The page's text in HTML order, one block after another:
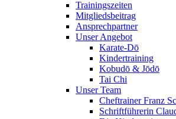
Trainingszeiten
Mitgliedsbeitrag
Ansprechpartner
Unser Angebot
Karate-Dō
Kindertraining
Kobudō & Jōdō
Tai Chi
Unser Team
Cheftrainer Franz
Schriftführerin